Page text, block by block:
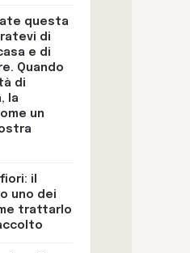
questa
di
e di
Quando
di
la
un
il
uno dei
trattarlo